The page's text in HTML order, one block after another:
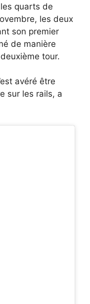
quarts de
les deux
son premier
de manière
tour.
avéré être
sur les rails, a